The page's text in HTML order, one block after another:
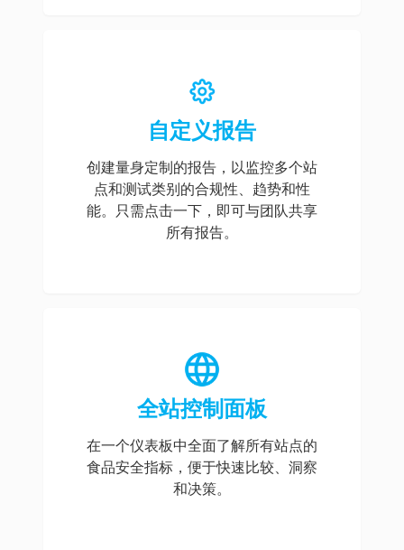
自定义报告
创建量身定制的报告，以监控多个站
点和测试类别的合规性、趋势和性
能。只需点击一下，即可与团队共享
所有报告。
全站控制面板
在一个仪表板中全面了解所有站点的
食品安全指标，便于快速比较、洞察
和决策。